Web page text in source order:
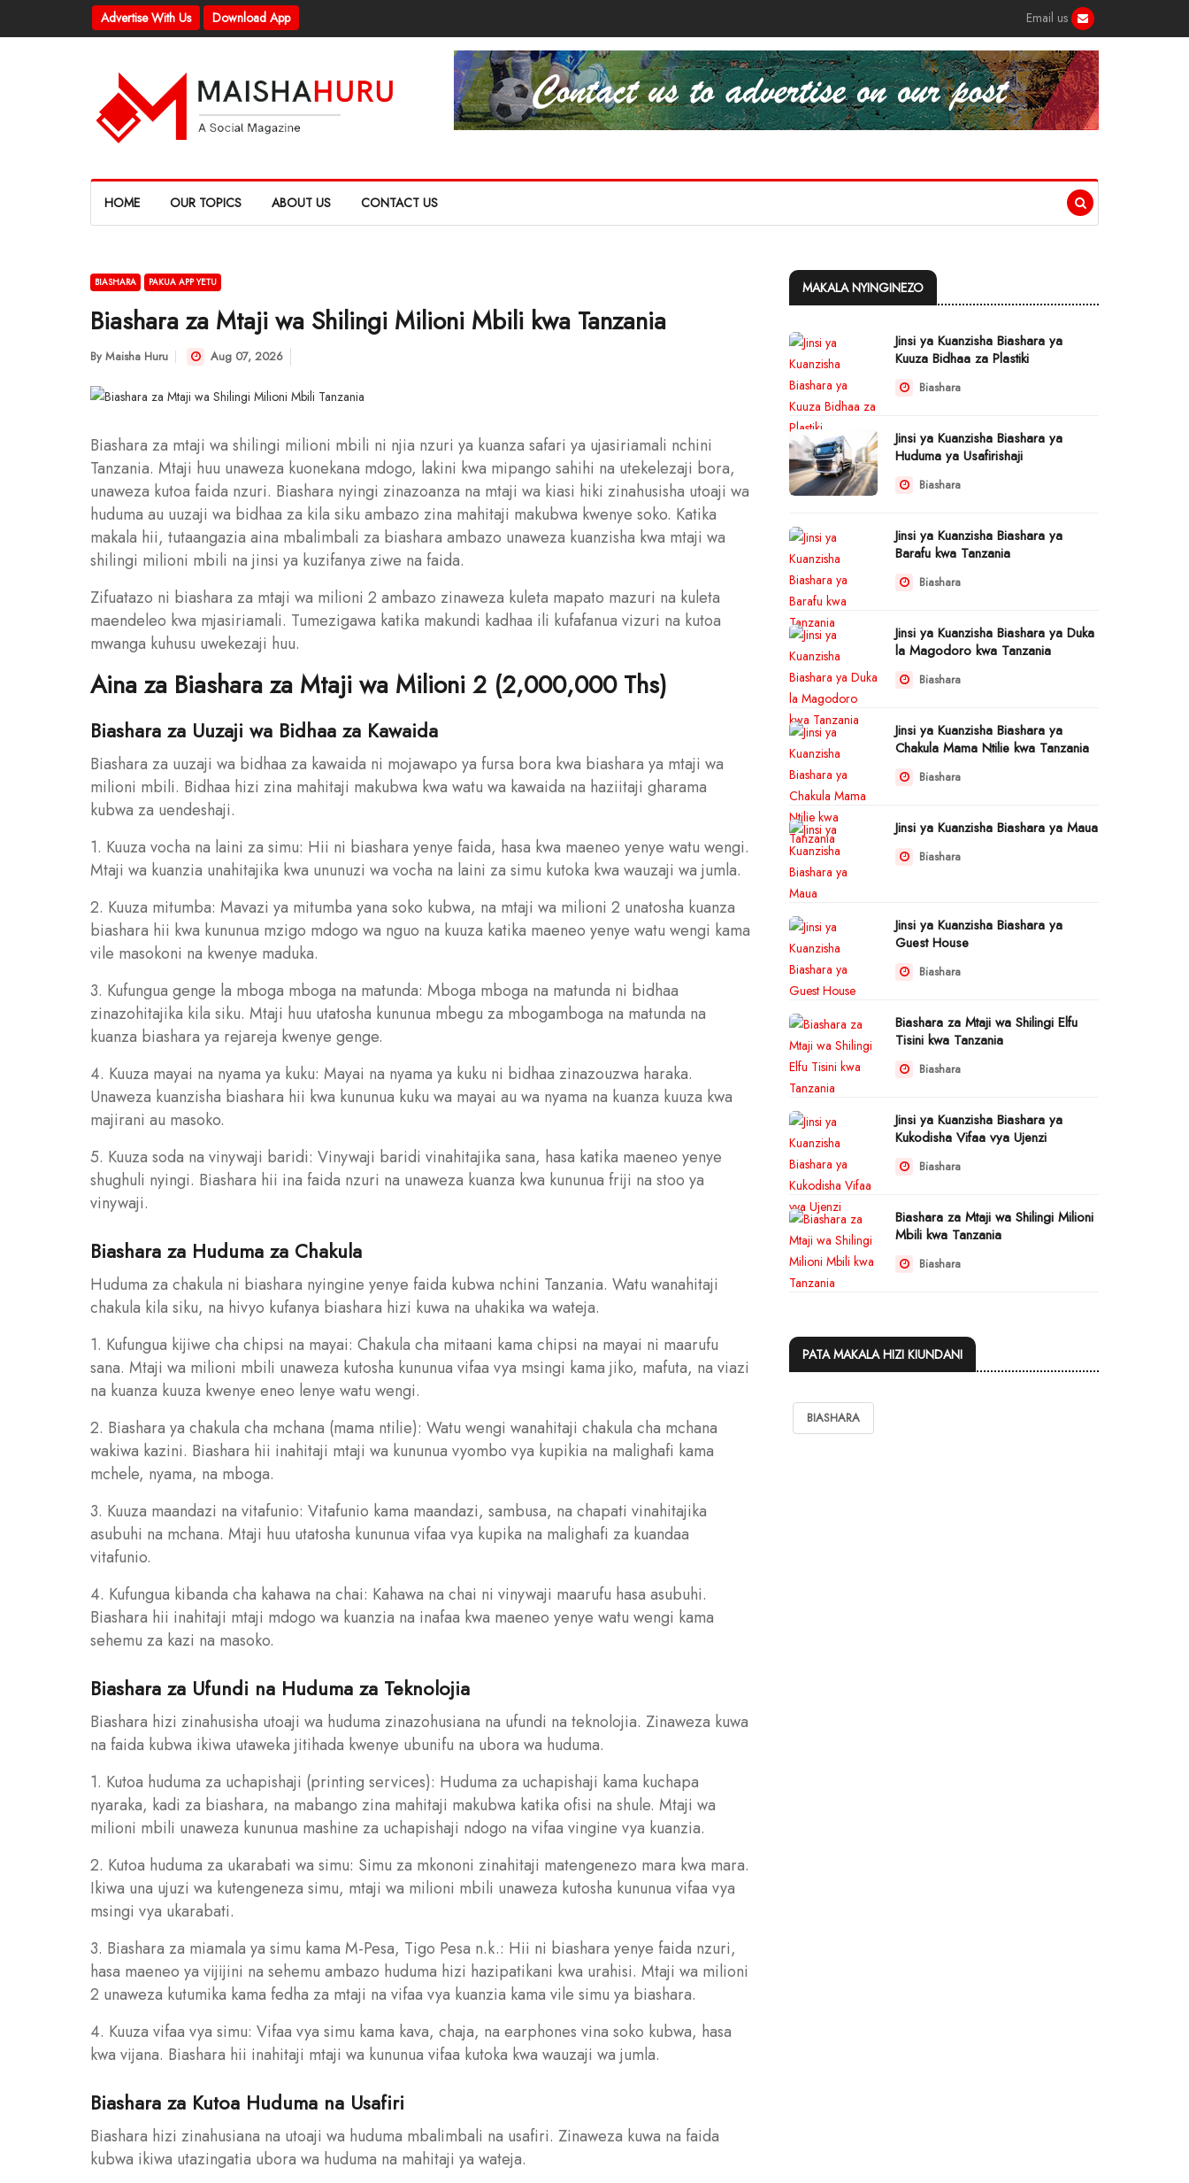
Advertise With Us Download App Email us
HOME OUR TOPICS ABOUT US CONTACT US
BIASHARA PAKUA APP YETU
Biashara za Mtaji wa Shilingi Milioni Mbili kwa Tanzania
By Maisha Huru Aug 07, 2026
Biashara za mtaji wa shilingi milioni mbili ni njia nzuri ya kuanza safari ya ujasiriamali nchini
Tanzania. Mtaji huu unaweza kuonekana mdogo, lakini kwa mipango sahihi na utekelezaji bora,
unaweza kutoa faida nzuri. Biashara nyingi zinazoanza na mtaji wa kiasi hiki zinahusisha utoaji wa
huduma au uuzaji wa bidhaa za kila siku ambazo zina mahitaji makubwa kwenye soko. Katika
makala hii, tutaangazia aina mbalimbali za biashara ambazo unaweza kuanzisha kwa mtaji wa
shilingi milioni mbili na jinsi ya kuzifanya ziwe na faida.
Zifuatazo ni biashara za mtaji wa milioni 2 ambazo zinaweza kuleta mapato mazuri na kuleta
maendeleo kwa mjasiriamali. Tumezigawa katika makundi kadhaa ili kufafanua vizuri na kutoa
mwanga kuhusu uwekezaji huu.
Aina za Biashara za Mtaji wa Milioni 2 (2,000,000 Ths)
Biashara za Uuzaji wa Bidhaa za Kawaida
Biashara za uuzaji wa bidhaa za kawaida ni mojawapo ya fursa bora kwa biashara ya mtaji wa
milioni mbili. Bidhaa hizi zina mahitaji makubwa kwa watu wa kawaida na haziitaji gharama
kubwa za uendeshaji.
1. Kuuza vocha na laini za simu: Hii ni biashara yenye faida, hasa kwa maeneo yenye watu wengi.
Mtaji wa kuanzia unahitajika kwa ununuzi wa vocha na laini za simu kutoka kwa wauzaji wa jumla.
2. Kuuza mitumba: Mavazi ya mitumba yana soko kubwa, na mtaji wa milioni 2 unatosha kuanza
biashara hii kwa kununua mzigo mdogo wa nguo na kuuza katika maeneo yenye watu wengi kama
vile masokoni na kwenye maduka.
3. Kufungua genge la mboga mboga na matunda: Mboga mboga na matunda ni bidhaa
zinazohitajika kila siku. Mtaji huu utatosha kununua mbegu za mbogamboga na matunda na
kuanza biashara ya rejareja kwenye genge.
4. Kuuza mayai na nyama ya kuku: Mayai na nyama ya kuku ni bidhaa zinazouzwa haraka.
Unaweza kuanzisha biashara hii kwa kununua kuku wa mayai au wa nyama na kuanza kuuza kwa
majirani au masoko.
5. Kuuza soda na vinywaji baridi: Vinywaji baridi vinahitajika sana, hasa katika maeneo yenye
shughuli nyingi. Biashara hii ina faida nzuri na unaweza kuanza kwa kununua friji na stoo ya
vinywaji.
Biashara za Huduma za Chakula
Huduma za chakula ni biashara nyingine yenye faida kubwa nchini Tanzania. Watu wanahitaji
chakula kila siku, na hivyo kufanya biashara hizi kuwa na uhakika wa wateja.
1. Kufungua kijiwe cha chipsi na mayai: Chakula cha mitaani kama chipsi na mayai ni maarufu
sana. Mtaji wa milioni mbili unaweza kutosha kununua vifaa vya msingi kama jiko, mafuta, na viazi
na kuanza kuuza kwenye eneo lenye watu wengi.
2. Biashara ya chakula cha mchana (mama ntilie): Watu wengi wanahitaji chakula cha mchana
wakiwa kazini. Biashara hii inahitaji mtaji wa kununua vyombo vya kupikia na malighafi kama
mchele, nyama, na mboga.
3. Kuuza maandazi na vitafunio: Vitafunio kama maandazi, sambusa, na chapati vinahitajika
asubuhi na mchana. Mtaji huu utatosha kununua vifaa vya kupika na malighafi za kuandaa
vitafunio.
4. Kufungua kibanda cha kahawa na chai: Kahawa na chai ni vinywaji maarufu hasa asubuhi.
Biashara hii inahitaji mtaji mdogo wa kuanzia na inafaa kwa maeneo yenye watu wengi kama
sehemu za kazi na masoko.
Biashara za Ufundi na Huduma za Teknolojia
Biashara hizi zinahusisha utoaji wa huduma zinazohusiana na ufundi na teknolojia. Zinaweza kuwa
na faida kubwa ikiwa utaweka jitihada kwenye ubunifu na ubora wa huduma.
1. Kutoa huduma za uchapishaji (printing services): Huduma za uchapishaji kama kuchapa
nyaraka, kadi za biashara, na mabango zina mahitaji makubwa katika ofisi na shule. Mtaji wa
milioni mbili unaweza kununua mashine za uchapishaji ndogo na vifaa vingine vya kuanzia.
2. Kutoa huduma za ukarabati wa simu: Simu za mkononi zinahitaji matengenezo mara kwa mara.
Ikiwa una ujuzi wa kutengeneza simu, mtaji wa milioni mbili unaweza kutosha kununua vifaa vya
msingi vya ukarabati.
3. Biashara za miamala ya simu kama M-Pesa, Tigo Pesa n.k.: Hii ni biashara yenye faida nzuri,
hasa maeneo ya vijijini na sehemu ambazo huduma hizi hazipatikani kwa urahisi. Mtaji wa milioni
2 unaweza kutumika kama fedha za mtaji na vifaa vya kuanzia kama vile simu ya biashara.
4. Kuuza vifaa vya simu: Vifaa vya simu kama kava, chaja, na earphones vina soko kubwa, hasa
kwa vijana. Biashara hii inahitaji mtaji wa kununua vifaa kutoka kwa wauzaji wa jumla.
Biashara za Kutoa Huduma na Usafiri
Biashara hizi zinahusiana na utoaji wa huduma mbalimbali na usafiri. Zinaweza kuwa na faida
kubwa ikiwa utazingatia ubora wa huduma na mahitaji ya wateja.
MAKALA NYINGINEZO
Jinsi ya Kuanzisha Biashara ya
Kuuza Bidhaa za Plastiki
Biashara
Jinsi ya Kuanzisha Biashara ya
Huduma ya Usafirishaji
Biashara
Jinsi ya Kuanzisha Biashara ya
Barafu kwa Tanzania
Biashara
Jinsi ya Kuanzisha Biashara ya Duka
la Magodoro kwa Tanzania
Biashara
Jinsi ya Kuanzisha Biashara ya
Chakula Mama Ntilie kwa Tanzania
Biashara
Jinsi ya Kuanzisha Biashara ya Maua
Biashara
Jinsi ya Kuanzisha Biashara ya
Guest House
Biashara
Biashara za Mtaji wa Shilingi Elfu
Tisini kwa Tanzania
Biashara
Jinsi ya Kuanzisha Biashara ya
Kukodisha Vifaa vya Ujenzi
Biashara
Biashara za Mtaji wa Shilingi Milioni
Mbili kwa Tanzania
Biashara
PATA MAKALA HIZI KIUNDANI
BIASHARA